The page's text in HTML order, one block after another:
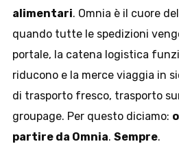
alimentari. Omnia è il cuore
quando tutte le spedizioni
portale, la catena logistica
riducono e la merce viaggia in
di trasporto fresco, trasporto
groupage. Per questo diciamo:
partire da Omnia. Sempre.